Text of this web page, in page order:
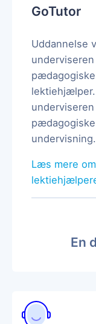
GoTutor
Uddannelse
undervisning.
Læs mere
En